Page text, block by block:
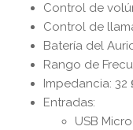
Control de
Control de
Batería del
Rango de
Impedancia: 32
Entradas:
USB